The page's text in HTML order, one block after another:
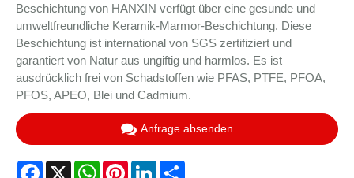
Beschichtung von HANXIN verfügt über eine gesunde und
umweltfreundliche Keramik-Marmor-Beschichtung. Diese
Beschichtung ist international von SGS zertifiziert und
garantiert von Natur aus ungiftig und harmlos. Es ist
ausdrücklich frei von Schadstoffen wie PFAS, PTFE, PFOA,
PFOS, APEO, Blei und Cadmium.
Anfrage absenden
Facebook
X WhatsAppPinterestLinkedIn